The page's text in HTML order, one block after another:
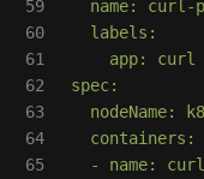
59
60
61
62
63
64
65
name: curl-
  labels:
    app: curl
spec:
nodeName:
  containers:
  - name: curl